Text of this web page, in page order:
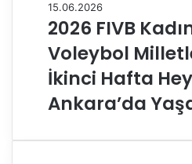
15.06.2026
2026 FIVB
Voleybol
İkinci Hafta
Ankara’da